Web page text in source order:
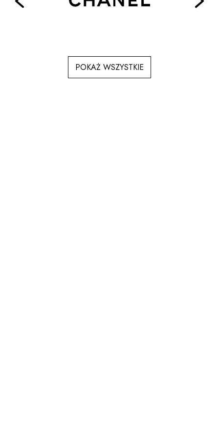
POKAŻ WSZYSTKIE